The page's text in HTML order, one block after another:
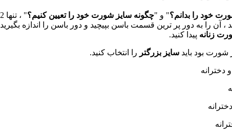
خود را بدانم؟" و "چگونه سایز شورت خود را تعیین کنیم؟" ، تنها 2 کار خیلی ساده باید انجام دهیم :
زنانه پیدا کنید.
سایز بزرگتر را انتخاب کنید.
دخترانه